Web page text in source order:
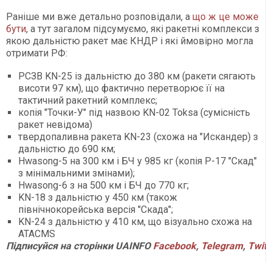
Раніше ми вже детально розповідали, а що ж це може
бути, а тут загалом підсумуємо, які ракетні комплекси з
якою дальністю ракет має КНДР і які ймовірно могла
отримати РФ:
РСЗВ KN-25 із дальністю до 380 км (ракети сягають
висоти 97 км), що фактично перетворює її на
тактичний ракетний комплекс;
копія "Точки-У" під назвою KN-02 Toksa (сумісність
ракет невідома)
твердопаливна ракета KN-23 (схожа на "Искандер) з
дальністю до 690 км;
Hwasong-5 на 300 км і БЧ у 985 кг (копія Р-17 "Скад"
з мінімальними змінами);
Hwasong-6 з на 500 км і БЧ до 770 кг;
KN-18 з дальністю у 450 км (також
північнокорейська версія "Скада";
KN-24 з дальністю у 410 км, що візуально схожа на
ATACMS
Підписуйся на сторінки UAINFO Facebook, Telegram,